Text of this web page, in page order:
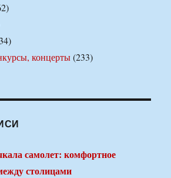
концерты(233)
самолет: комфортное
столицами